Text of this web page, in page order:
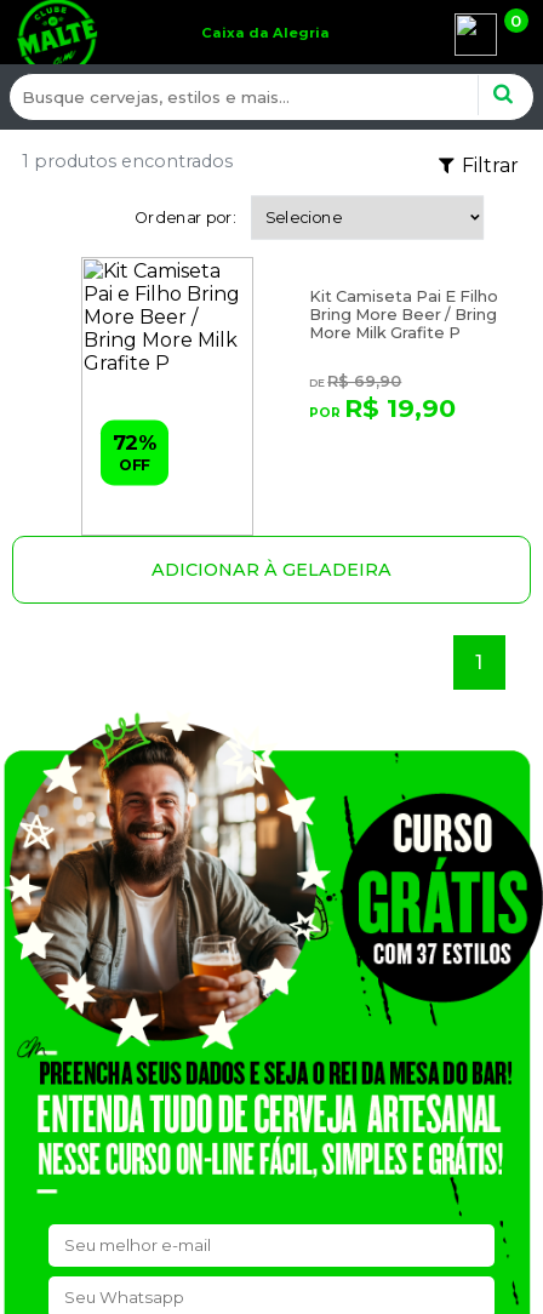
Caixa da Alegria
0
Filtrar
1 produtos encontrados
Ordenar por:
Kit Camiseta Pai E Filho
Bring More Beer / Bring
More Milk Grafite P
R$ 69,90
R$ 19,90
72%
OFF
ADICIONAR À GELADEIRA
1